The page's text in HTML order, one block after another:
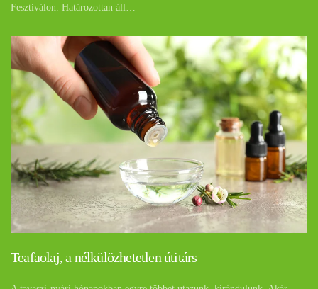
Fesztiválon. Határozottan áll…
Teafaolaj, a nélkülözhetetlen útitárs